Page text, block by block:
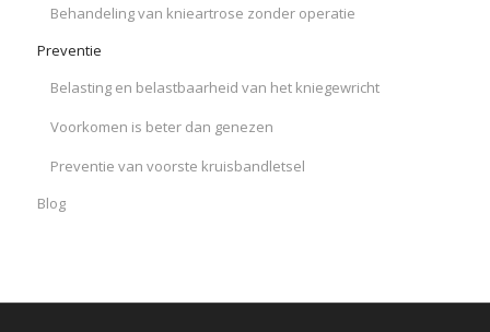
Behandeling van knieartrose zonder operatie
Preventie
Belasting en belastbaarheid van het kniegewricht
Voorkomen is beter dan genezen
Preventie van voorste kruisbandletsel
Blog